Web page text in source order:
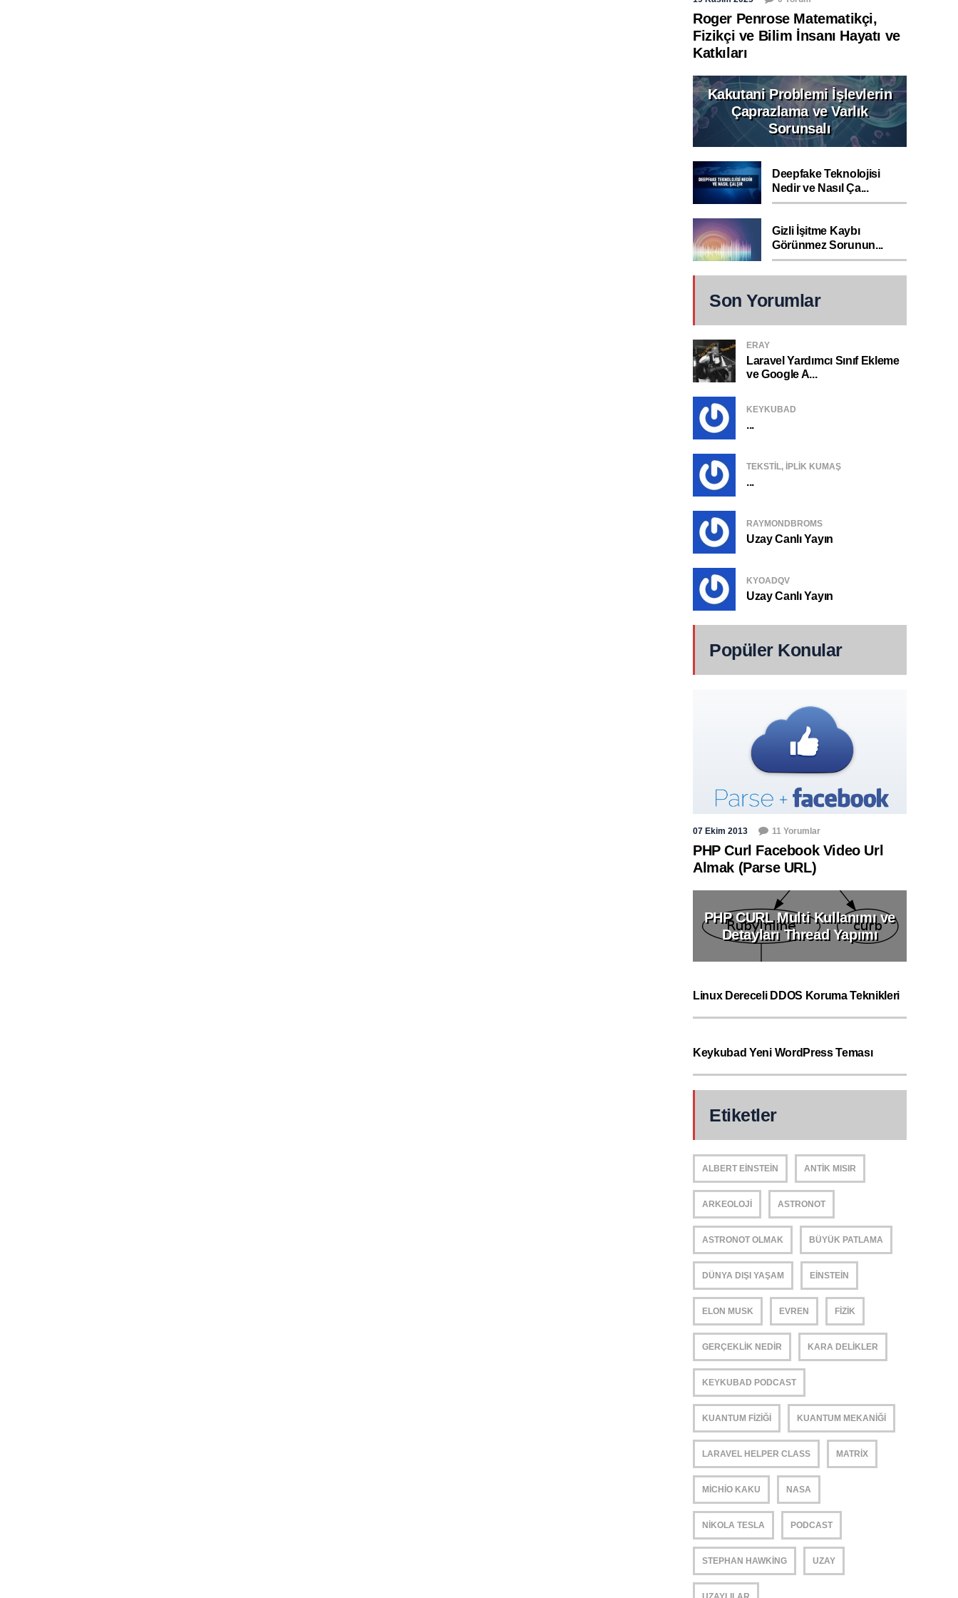
Roger Penrose Matematikçi,
Fizikçi ve Bilim İnsanı Hayatı ve
Katkıları
Kakutani Problemi İşlevlerin
Çaprazlama ve Varlık
Sorunsalı
Deepfake Teknolojisi
Nedir ve Nasıl Ça...
Gizli İşitme Kaybı
Görünmez Sorunun...
Son Yorumlar
ERAY
Laravel Yardımcı Sınıf Ekleme
ve Google A...
KEYKUBAD
...
TEKSTIL, IPLIK KUMAŞ
...
RAYMONDBROMS
Uzay Canlı Yayın
KYOADQV
Uzay Canlı Yayın
Popüler Konular
07 Ekim 2013 11 Yorumlar
PHP Curl Facebook Video Url
Almak (Parse URL)
PHP CURL Multi Kullanımı ve
Detayları Thread Yapımı
Linux Dereceli DDOS Koruma Teknikleri
Keykubad Yeni WordPress Teması
Etiketler
ALBERT EINSTEIN ANTIK MISIR
ARKEOLOJI ASTRONOT
ASTRONOT OLMAK BÜYÜK PATLAMA
DÜNYA DIŞI YAŞAM EINSTEIN
ELON MUSK EVREN FIZIK
GERÇEKLIK NEDIR KARA DELIKLER
KEYKUBAD PODCAST
KUANTUM FIZIĞI KUANTUM MEKANIĞI
LARAVEL HELPER CLASS MATRIX
MICHIO KAKU NASA
NIKOLA TESLA PODCAST
STEPHAN HAWKING UZAY